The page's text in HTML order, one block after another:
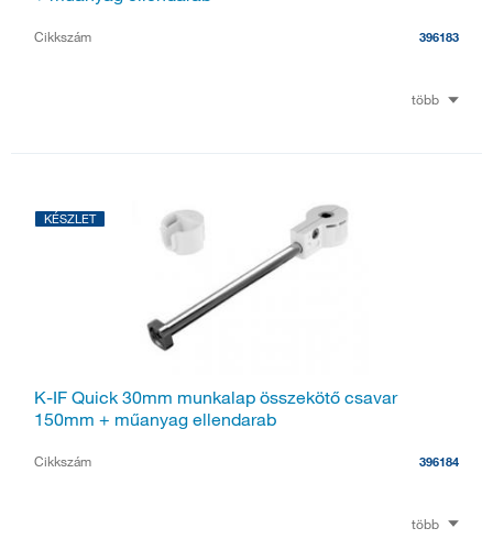
Cikkszám 396183
több
KÉSZLET
K-IF Quick 30mm munkalap összekötő csavar
150mm + műanyag ellendarab
Cikkszám 396184
több